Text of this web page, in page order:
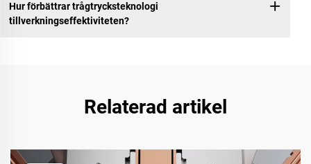
Hur förbättrar trågtrycksteknologi
tillverkningseffektiviteten?
Relaterad artikel